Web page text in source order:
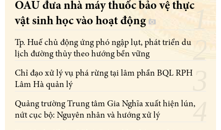
OAU đưa nhà máy thuốc bảo vệ thực
vật sinh học vào hoạt động
Tp. Huế chủ động ứng phó ngập lụt, phát triển du
lịch đường thủy theo hướng bền vững
Chỉ đạo xử lý vụ phá rừng tại lâm phần BQL RPH
Lâm Hà quản lý
Quảng trường Trung tâm Gia Nghĩa xuất hiện lún,
nứt cục bộ: Nguyên nhân và hướng xử lý